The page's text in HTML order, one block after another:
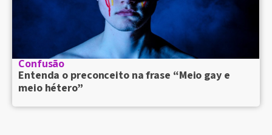
Confusão
Entenda o preconceito na frase “Meio gay e
meio hétero”